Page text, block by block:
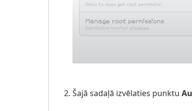
Šajā sadaļā izvēlaties punktu